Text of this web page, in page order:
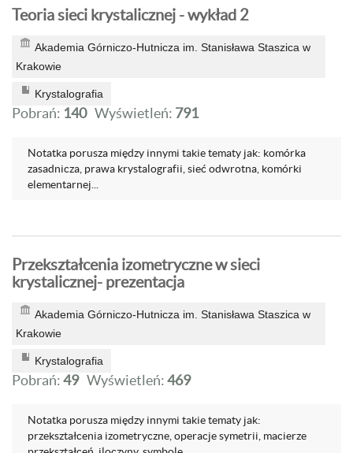
Teoria sieci krystalicznej - wykład 2
Akademia Górniczo-Hutnicza im. Stanisława Staszica w
Krakowie
Krystalografia
Pobrań: 140 Wyświetleń: 791
Notatka porusza między innymi takie tematy jak: komórka
zasadnicza, prawa krystalografii, sieć odwrotna, komórki
elementarnej...
Przekształcenia izometryczne w sieci
krystalicznej- prezentacja
Akademia Górniczo-Hutnicza im. Stanisława Staszica w
Krakowie
Krystalografia
Pobrań:49 Wyświetleń:469
Notatka porusza między innymi takie tematy jak:
przekształcenia izometryczne, operacje symetrii, macierze